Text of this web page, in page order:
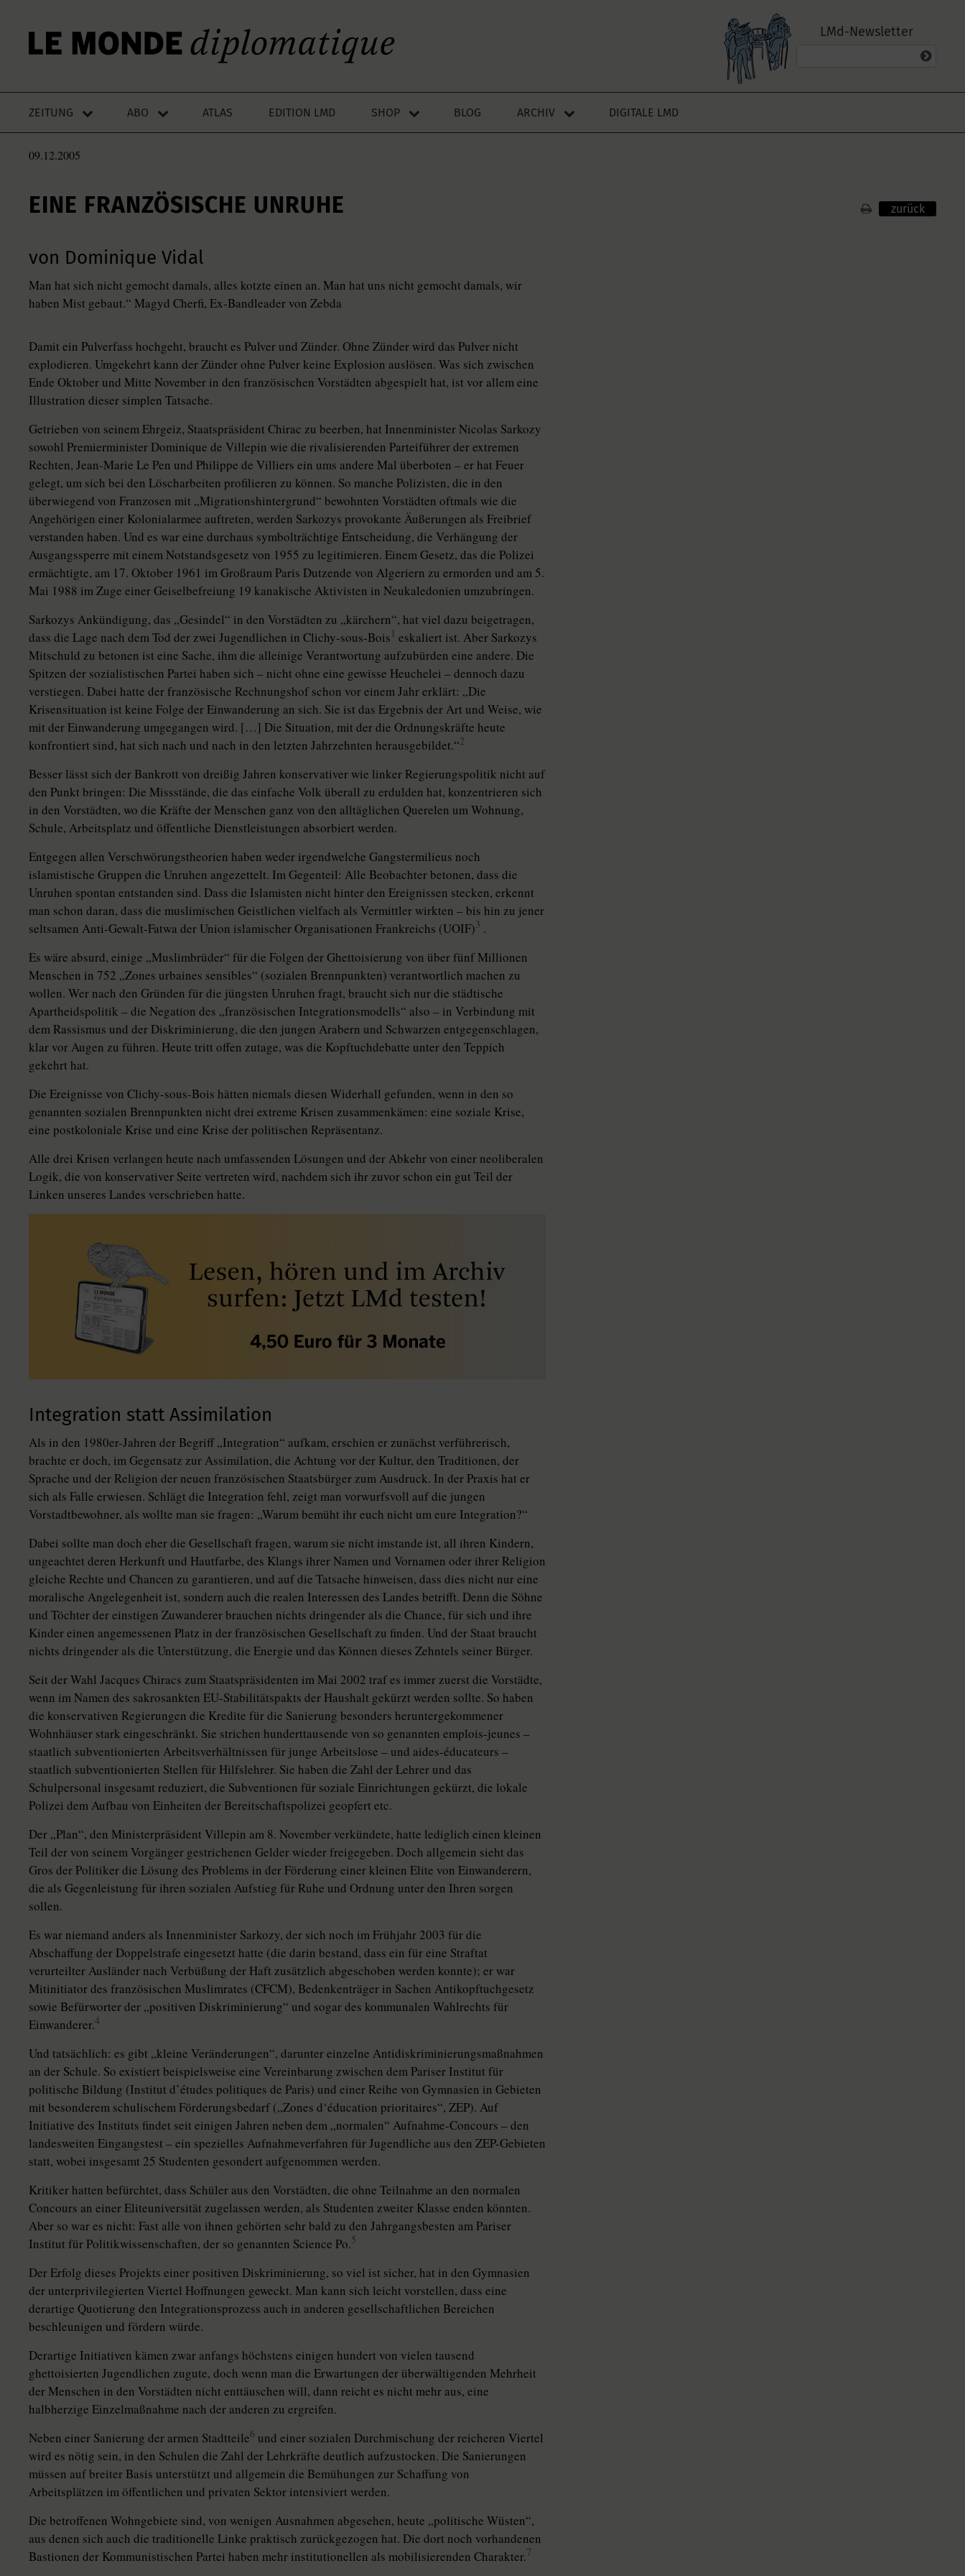
LMd-Newsletter
ZEITUNG ABO ATLAS EDITION LMD SHOP BLOG ARCHIV DIGITALE LMD
09.12.2005
EINE FRANZÖSISCHE UNRUHE zurück
von Dominique Vidal
Man hat sich nicht gemocht damals, alles kotzte einen an. Man hat uns nicht gemocht damals, wir
haben Mist gebaut.“ Magyd Cherfi, Ex-Bandleader von Zebda
Damit ein Pulverfass hochgeht, braucht es Pulver und Zünder. Ohne Zünder wird das Pulver nicht
explodieren. Umgekehrt kann der Zünder ohne Pulver keine Explosion auslösen. Was sich zwischen
Ende Oktober und Mitte November in den französischen Vorstädten abgespielt hat, ist vor allem eine
Illustration dieser simplen Tatsache.
Getrieben von seinem Ehrgeiz, Staatspräsident Chirac zu beerben, hat Innenminister Nicolas Sarkozy
sowohl Premierminister Dominique de Villepin wie die rivalisierenden Parteiführer der extremen
Rechten, Jean-Marie Le Pen und Philippe de Villiers ein ums andere Mal überboten – er hat Feuer
gelegt, um sich bei den Löscharbeiten profilieren zu können. So manche Polizisten, die in den
überwiegend von Franzosen mit „Migrationshintergrund“ bewohnten Vorstädten oftmals wie die
Angehörigen einer Kolonialarmee auftreten, werden Sarkozys provokante Äußerungen als Freibrief
verstanden haben. Und es war eine durchaus symbolträchtige Entscheidung, die Verhängung der
Ausgangssperre mit einem Notstandsgesetz von 1955 zu legitimieren. Einem Gesetz, das die Polizei
ermächtigte, am 17. Oktober 1961 im Großraum Paris Dutzende von Algeriern zu ermorden und am 5.
Mai 1988 im Zuge einer Geiselbefreiung 19 kanakische Aktivisten in Neukaledonien umzubringen.
Sarkozys Ankündigung, das „Gesindel“ in den Vorstädten zu „kärchern“, hat viel dazu beigetragen,
dass die Lage nach dem Tod der zwei Jugendlichen in Clichy-sous-Bois 1 eskaliert ist. Aber Sarkozys
Mitschuld zu betonen ist eine Sache, ihm die alleinige Verantwortung aufzubürden eine andere. Die
Spitzen der sozialistischen Partei haben sich – nicht ohne eine gewisse Heuchelei – dennoch dazu
verstiegen. Dabei hatte der französische Rechnungshof schon vor einem Jahr erklärt: „Die
Krisensituation ist keine Folge der Einwanderung an sich. Sie ist das Ergebnis der Art und Weise, wie
mit der Einwanderung umgegangen wird. […] Die Situation, mit der die Ordnungskräfte heute
konfrontiert sind, hat sich nach und nach in den letzten Jahrzehnten herausgebildet.“2
Besser lässt sich der Bankrott von dreißig Jahren konservativer wie linker Regierungspolitik nicht auf
den Punkt bringen: Die Missstände, die das einfache Volk überall zu erdulden hat, konzentrieren sich
in den Vorstädten, wo die Kräfte der Menschen ganz von den alltäglichen Querelen um Wohnung,
Schule, Arbeitsplatz und öffentliche Dienstleistungen absorbiert werden.
Entgegen allen Verschwörungstheorien haben weder irgendwelche Gangstermilieus noch
islamistische Gruppen die Unruhen angezettelt. Im Gegenteil: Alle Beobachter betonen, dass die
Unruhen spontan entstanden sind. Dass die Islamisten nicht hinter den Ereignissen stecken, erkennt
man schon daran, dass die muslimischen Geistlichen vielfach als Vermittler wirkten – bis hin zu jener
seltsamen Anti-Gewalt-Fatwa der Union islamischer Organisationen Frankreichs (UOIF)3 .
Es wäre absurd, einige „Muslimbrüder“ für die Folgen der Ghettoisierung von über fünf Millionen
Menschen in 752 „Zones urbaines sensibles“ (sozialen Brennpunkten) verantwortlich machen zu
wollen. Wer nach den Gründen für die jüngsten Unruhen fragt, braucht sich nur die städtische
Apartheidspolitik – die Negation des „französischen Integrationsmodells“ also – in Verbindung mit
dem Rassismus und der Diskriminierung, die den jungen Arabern und Schwarzen entgegenschlagen,
klar vor Augen zu führen. Heute tritt offen zutage, was die Kopftuchdebatte unter den Teppich
gekehrt hat.
Die Ereignisse von Clichy-sous-Bois hätten niemals diesen Widerhall gefunden, wenn in den so
genannten sozialen Brennpunkten nicht drei extreme Krisen zusammenkämen: eine soziale Krise,
eine postkoloniale Krise und eine Krise der politischen Repräsentanz.
Alle drei Krisen verlangen heute nach umfassenden Lösungen und der Abkehr von einer neoliberalen
Logik, die von konservativer Seite vertreten wird, nachdem sich ihr zuvor schon ein gut Teil der
Linken unseres Landes verschrieben hatte.
Integration statt Assimilation
Als in den 1980er-Jahren der Begriff „Integration“ aufkam, erschien er zunächst verführerisch,
brachte er doch, im Gegensatz zur Assimilation, die Achtung vor der Kultur, den Traditionen, der
Sprache und der Religion der neuen französischen Staatsbürger zum Ausdruck. In der Praxis hat er
sich als Falle erwiesen. Schlägt die Integration fehl, zeigt man vorwurfsvoll auf die jungen
Vorstadtbewohner, als wollte man sie fragen: „Warum bemüht ihr euch nicht um eure Integration?“
Dabei sollte man doch eher die Gesellschaft fragen, warum sie nicht imstande ist, all ihren Kindern,
ungeachtet deren Herkunft und Hautfarbe, des Klangs ihrer Namen und Vornamen oder ihrer Religion
gleiche Rechte und Chancen zu garantieren, und auf die Tatsache hinweisen, dass dies nicht nur eine
moralische Angelegenheit ist, sondern auch die realen Interessen des Landes betrifft. Denn die Söhne
und Töchter der einstigen Zuwanderer brauchen nichts dringender als die Chance, für sich und ihre
Kinder einen angemessenen Platz in der französischen Gesellschaft zu finden. Und der Staat braucht
nichts dringender als die Unterstützung, die Energie und das Können dieses Zehntels seiner Bürger.
Seit der Wahl Jacques Chiracs zum Staatspräsidenten im Mai 2002 traf es immer zuerst die Vorstädte,
wenn im Namen des sakrosankten EU-Stabilitätspakts der Haushalt gekürzt werden sollte. So haben
die konservativen Regierungen die Kredite für die Sanierung besonders heruntergekommener
Wohnhäuser stark eingeschränkt. Sie strichen hunderttausende von so genannten emplois-jeunes –
staatlich subventionierten Arbeitsverhältnissen für junge Arbeitslose – und aides-éducateurs –
staatlich subventionierten Stellen für Hilfslehrer. Sie haben die Zahl der Lehrer und das
Schulpersonal insgesamt reduziert, die Subventionen für soziale Einrichtungen gekürzt, die lokale
Polizei dem Aufbau von Einheiten der Bereitschaftspolizei geopfert etc.
Der „Plan“, den Ministerpräsident Villepin am 8. November verkündete, hatte lediglich einen kleinen
Teil der von seinem Vorgänger gestrichenen Gelder wieder freigegeben. Doch allgemein sieht das
Gros der Politiker die Lösung des Problems in der Förderung einer kleinen Elite von Einwanderern,
die als Gegenleistung für ihren sozialen Aufstieg für Ruhe und Ordnung unter den Ihren sorgen
sollen.
Es war niemand anders als Innenminister Sarkozy, der sich noch im Frühjahr 2003 für die
Abschaffung der Doppelstrafe eingesetzt hatte (die darin bestand, dass ein für eine Straftat
verurteilter Ausländer nach Verbüßung der Haft zusätzlich abgeschoben werden konnte); er war
Mitinitiator des französischen Muslimrates (CFCM), Bedenkenträger in Sachen Antikopftuchgesetz
sowie Befürworter der „positiven Diskriminierung“ und sogar des kommunalen Wahlrechts für
Einwanderer.4
Und tatsächlich: es gibt „kleine Veränderungen“, darunter einzelne Antidiskriminierungsmaßnahmen
an der Schule. So existiert beispielsweise eine Vereinbarung zwischen dem Pariser Institut für
politische Bildung (Institut d’études politiques de Paris) und einer Reihe von Gymnasien in Gebieten
mit besonderem schulischem Förderungsbedarf („Zones d‘éducation prioritaires“, ZEP). Auf
Initiative des Instituts findet seit einigen Jahren neben dem „normalen“ Aufnahme-Concours – den
landesweiten Eingangstest – ein spezielles Aufnahmeverfahren für Jugendliche aus den ZEP-Gebieten
statt, wobei insgesamt 25 Studenten gesondert aufgenommen werden.
Kritiker hatten befürchtet, dass Schüler aus den Vorstädten, die ohne Teilnahme an den normalen
Concours an einer Eliteuniversität zugelassen werden, als Studenten zweiter Klasse enden könnten.
Aber so war es nicht: Fast alle von ihnen gehörten sehr bald zu den Jahrgangsbesten am Pariser
Institut für Politikwissenschaften, der so genannten Science Po.5
Der Erfolg dieses Projekts einer positiven Diskriminierung, so viel ist sicher, hat in den Gymnasien
der unterprivilegierten Viertel Hoffnungen geweckt. Man kann sich leicht vorstellen, dass eine
derartige Quotierung den Integrationsprozess auch in anderen gesellschaftlichen Bereichen
beschleunigen und fördern würde.
Derartige Initiativen kämen zwar anfangs höchstens einigen hundert von vielen tausend
ghettoisierten Jugendlichen zugute, doch wenn man die Erwartungen der überwältigenden Mehrheit
der Menschen in den Vorstädten nicht enttäuschen will, dann reicht es nicht mehr aus, eine
halbherzige Einzelmaßnahme nach der anderen zu ergreifen.
Neben einer Sanierung der armen Stadtteile6 und einer sozialen Durchmischung der reicheren Viertel
wird es nötig sein, in den Schulen die Zahl der Lehrkräfte deutlich aufzustocken. Die Sanierungen
müssen auf breiter Basis unterstützt und allgemein die Bemühungen zur Schaffung von
Arbeitsplätzen im öffentlichen und privaten Sektor intensiviert werden.
Die betroffenen Wohngebiete sind, von wenigen Ausnahmen abgesehen, heute „politische Wüsten“,
aus denen sich auch die traditionelle Linke praktisch zurückgezogen hat. Die dort noch vorhandenen
Bastionen der Kommunistischen Partei haben mehr institutionellen als mobilisierenden Charakter.7